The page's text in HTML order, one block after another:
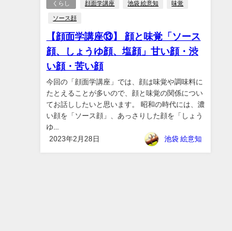
くらし 顔面学講座 池袋 絵意知 味覚
ソース顔
【顔面学講座⑬】 顔と味覚「ソース
顔、しょうゆ顔、塩顔」甘い顔・渋
い顔・苦い顔
今回の「顔面学講座」では、顔は味覚や調味料に
たとえることが多いので、顔と味覚の関係につい
てお話ししたいと思います。 昭和の時代には、濃
い顔を「ソース顔」、あっさりした顔を「しょう
ゆ...
2023年2月28日
池袋 絵意知